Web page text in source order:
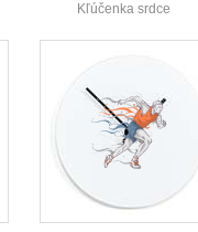
Kľúčenka srdce